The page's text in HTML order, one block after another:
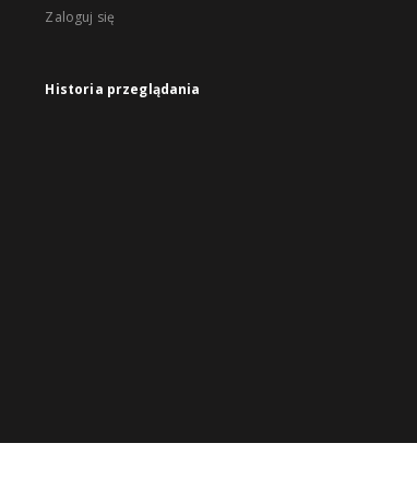
Zaloguj się
Historia przeglądania